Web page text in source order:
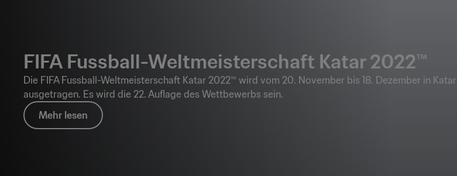
FIFA Fussball-Weltmeisterschaft Katar 2022™
Die FIFA Fussball-Weltmeisterschaft Katar 2022™ wird vom 20. November bis 18. Dezember in Katar
ausgetragen. Es wird die 22. Auflage des Wettbewerbs sein.
Mehr lesen